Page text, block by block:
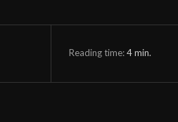
Reading time:4min.